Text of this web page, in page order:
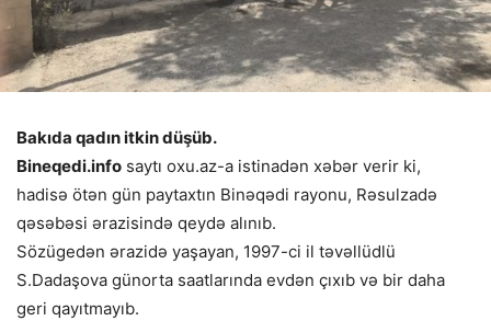
Bakıda qadın itkin düşüb.
Bineqedi.info saytı oxu.az-a istinadən xəbər verir ki,
hadisə ötən gün paytaxtın Binəqədi rayonu, Rəsulzadə
qəsəbəsi ərazisində qeydə alınıb.
Sözügedən ərazidə yaşayan, 1997-ci il təvəllüdlü
S.Dadaşova günorta saatlarında evdən çıxıb və bir daha
geri qayıtmayıb.